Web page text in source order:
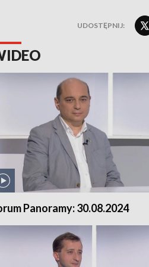
UDOSTĘPNIJ:
Panoramy: 30.08.2024